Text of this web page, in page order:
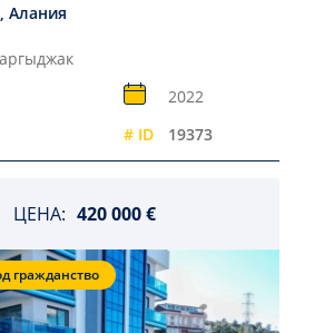
Алания
2022
# ID 19373
ЦЕНА: 420 000 €
гражданство